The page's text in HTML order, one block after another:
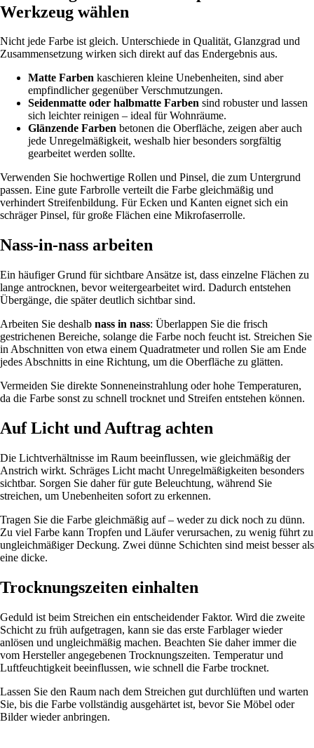
Werkzeug wählen
Nicht jede Farbe ist gleich. Unterschiede in Qualität, Glanzgrad und
Zusammensetzung wirken sich direkt auf das Endergebnis aus.
Matte Farben kaschieren kleine Unebenheiten, sind aber
empfindlicher gegenüber Verschmutzungen.
Seidenmatte oder halbmatte Farben sind robuster und lassen
sich leichter reinigen – ideal für Wohnräume.
Glänzende Farben betonen die Oberfläche, zeigen aber auch
jede Unregelmäßigkeit, weshalb hier besonders sorgfältig
gearbeitet werden sollte.
Verwenden Sie hochwertige Rollen und Pinsel, die zum Untergrund
passen. Eine gute Farbrolle verteilt die Farbe gleichmäßig und
verhindert Streifenbildung. Für Ecken und Kanten eignet sich ein
schräger Pinsel, für große Flächen eine Mikrofaserrolle.
Nass-in-nass arbeiten
Ein häufiger Grund für sichtbare Ansätze ist, dass einzelne Flächen zu
lange antrocknen, bevor weitergearbeitet wird. Dadurch entstehen
Übergänge, die später deutlich sichtbar sind.
Arbeiten Sie deshalb nass in nass: Überlappen Sie die frisch
gestrichenen Bereiche, solange die Farbe noch feucht ist. Streichen Sie
in Abschnitten von etwa einem Quadratmeter und rollen Sie am Ende
jedes Abschnitts in eine Richtung, um die Oberfläche zu glätten.
Vermeiden Sie direkte Sonneneinstrahlung oder hohe Temperaturen,
da die Farbe sonst zu schnell trocknet und Streifen entstehen können.
Auf Licht und Auftrag achten
Die Lichtverhältnisse im Raum beeinflussen, wie gleichmäßig der
Anstrich wirkt. Schräges Licht macht Unregelmäßigkeiten besonders
sichtbar. Sorgen Sie daher für gute Beleuchtung, während Sie
streichen, um Unebenheiten sofort zu erkennen.
Tragen Sie die Farbe gleichmäßig auf – weder zu dick noch zu dünn.
Zu viel Farbe kann Tropfen und Läufer verursachen, zu wenig führt zu
ungleichmäßiger Deckung. Zwei dünne Schichten sind meist besser als
eine dicke.
Trocknungszeiten einhalten
Geduld ist beim Streichen ein entscheidender Faktor. Wird die zweite
Schicht zu früh aufgetragen, kann sie das erste Farblager wieder
anlösen und ungleichmäßig machen. Beachten Sie daher immer die
vom Hersteller angegebenen Trocknungszeiten. Temperatur und
Luftfeuchtigkeit beeinflussen, wie schnell die Farbe trocknet.
Lassen Sie den Raum nach dem Streichen gut durchlüften und warten
Sie, bis die Farbe vollständig ausgehärtet ist, bevor Sie Möbel oder
Bilder wieder anbringen.